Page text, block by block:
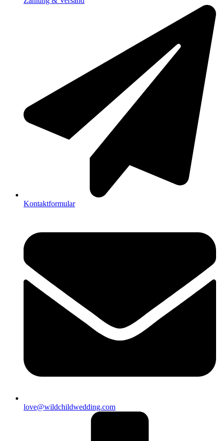
Kontaktformular
love@wildchildwedding.com